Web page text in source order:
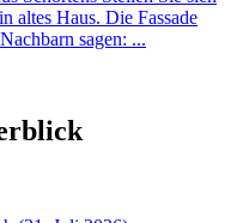
altes Haus. Die Fassade
sagen: ...